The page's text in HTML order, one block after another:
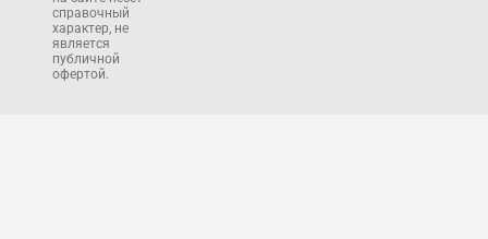
справочный
характер, не
является
публичной
офертой.